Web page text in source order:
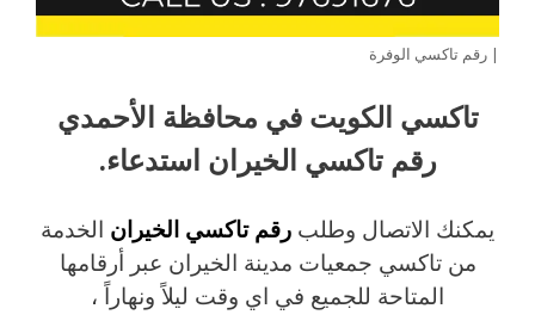
| رقم تاكسي الوفرة
تاكسي الكويت في محافظة الأحمدي
رقم تاكسي الخيران استدعاء.
يمكنك الاتصال وطلب رقم تاكسي الخيران الخدمة
من تاكسي جمعيات مدينة الخيران عبر أرقامها
المتاحة للجميع في اي وقت ليلاً ونهاراً ،